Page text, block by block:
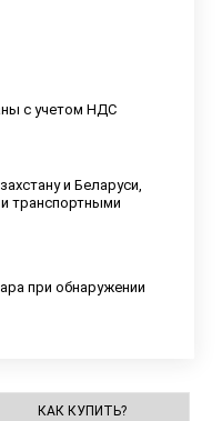
с учетом НДС
и Беларуси,
транспортными
при обнаружении
КАК КУПИТЬ?